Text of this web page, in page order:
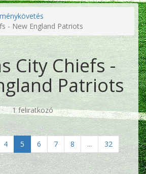
- New England Patriots
City Chiefs -
Patriots
1 feliratkozó
4 5 6 7 8 ...
32